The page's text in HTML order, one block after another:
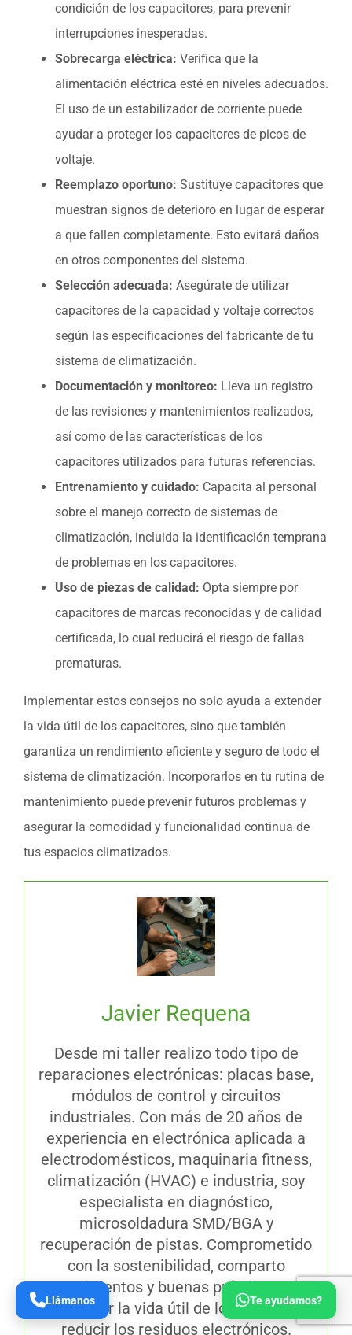
condición de los capacitores, para prevenir
interrupciones inesperadas.
Sobrecarga eléctrica: Verifica que la
alimentación eléctrica esté en niveles adecuados.
El uso de un estabilizador de corriente puede
ayudar a proteger los capacitores de picos de
voltaje.
Reemplazo oportuno: Sustituye capacitores que
muestran signos de deterioro en lugar de esperar
a que fallen completamente. Esto evitará daños
en otros componentes del sistema.
Selección adecuada: Asegúrate de utilizar
capacitores de la capacidad y voltaje correctos
según las especificaciones del fabricante de tu
sistema de climatización.
Documentación y monitoreo: Lleva un registro
de las revisiones y mantenimientos realizados,
así como de las características de los
capacitores utilizados para futuras referencias.
Entrenamiento y cuidado: Capacita al personal
sobre el manejo correcto de sistemas de
climatización, incluida la identificación temprana
de problemas en los capacitores.
Uso de piezas de calidad: Opta siempre por
capacitores de marcas reconocidas y de calidad
certificada, lo cual reducirá el riesgo de fallas
prematuras.
Implementar estos consejos no solo ayuda a extender
la vida útil de los capacitores, sino que también
garantiza un rendimiento eficiente y seguro de todo el
sistema de climatización. Incorporarlos en tu rutina de
mantenimiento puede prevenir futuros problemas y
asegurar la comodidad y funcionalidad continua de
tus espacios climatizados.
Javier Requena
Desde mi taller realizo todo tipo de
reparaciones electrónicas: placas base,
módulos de control y circuitos
industriales. Con más de 20 años de
experiencia en electrónica aplicada a
electrodomésticos, maquinaria fitness,
climatización (HVAC) e industria, soy
especialista en diagnóstico,
microsoldadura SMD/BGA y
recuperación de pistas. Comprometido
con la sostenibilidad, comparto
conocimientos y buenas prácticas para
prolongar la vida útil de los equipos y
reducir los residuos electrónicos.
Te ayudamos?
Llámanos